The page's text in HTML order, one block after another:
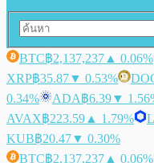
BTC฿2,137,237 ▲ 0.06%
XRP฿35.87▼ 0.53%
0.34%
ADA฿6.39▼
AVAX฿223.59 ▲ 1.79%
KUB฿20.47▼ 0.30%
BTC฿2,137,237 ▲ 0.06%